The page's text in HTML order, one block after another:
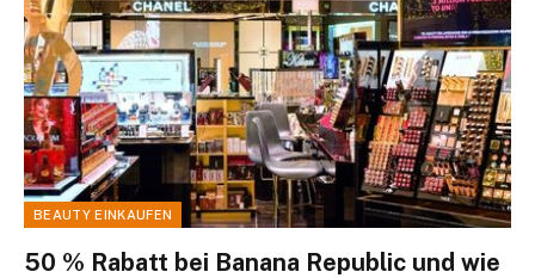
BEAUTY EINKAUFEN
50 % Rabatt bei Banana Republic und wie